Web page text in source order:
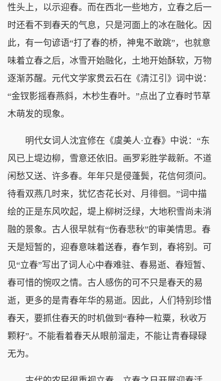
性头上，以示迎春。而在西北一些地方，立春之后一
时还看不到春天的气息，只是河面上的冰在融化。因
此，有一句谚语“打了春的桥，神鬼不敢跳”，也就意
味着立春之后，冰雪开始融化，土地开始酥软，万物
逐渐苏醒。元代文学家贯云石在《清江引》词中说：
“金钗影摇春燕斜，木杪生春叶。”点出了立春时节草
木萌发的现象。
明代女词人沈宜修在《虞美人·立春》中说：“东
风已上堤边柳，雪意还依旧。画罗彩胜学裁新。不道
闲愁又送、许多春。年年只是侵蓬鬓，花信何须问。
待看双燕几时来，犹忆杏花长对、月徘徊。”词中描
绘的正是东风吹起，堤上柳树泛绿，大地积雪尚未消
融的景象。古人很早就有“伤春悲秋”的审美情思。春
天是短暂的，迎春意味着送春，春乍到，春将别。可
见“立春”写出了词人心中春难驻、春易逝、春短暂、
春可惜的惋叹之情。古人感伤的可不只是春天的易
逝，更多的是青春年华的易逝。因此，人们特别珍惜
春天，要抓住春天的时机做到“春种一粒粟，秋收万
颗籽”。不能看着春天从眼前溜走，不能让青春碌碌
无为。